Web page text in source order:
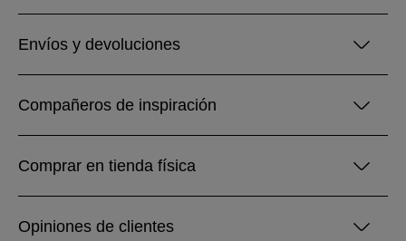
Envíos y devoluciones
Compañeros de inspiración
Comprar en tienda física
Opiniones de clientes